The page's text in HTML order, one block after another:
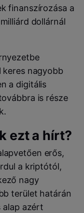
finanszírozása a
dollárnál
keres nagyobb
a digitális
is része
ezt a hírt?
erős,
a kriptótól,
nagy
terület határán
alap azért